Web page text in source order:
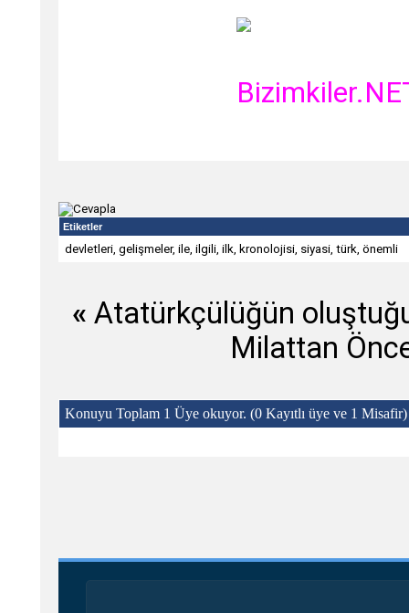
Etiketler
devletleri, gelişmeler, ile, ilgili, ilk, kronolojisi, siyasi, türk, önemli
« Atatürkçülüğün
Milattan
Konuyu Toplam 1 Üye okuyor. (0 Kayıtlı üye ve 1 Misafir)